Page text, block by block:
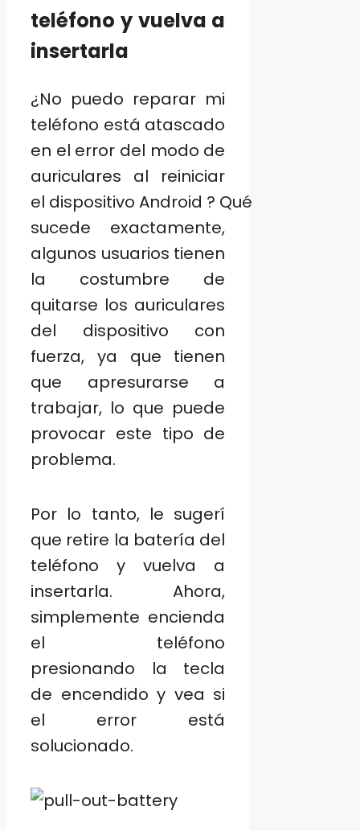
teléfono y vuelva a
insertarla
¿No puedo reparar mi
teléfono está atascado
en el error del modo de
auriculares al reiniciar
el dispositivo Android ? Qué
sucede exactamente,
algunos usuarios tienen
la costumbre de
quitarse los auriculares
del dispositivo con
fuerza, ya que tienen
que apresurarse a
trabajar, lo que puede
provocar este tipo de
problema.
Por lo tanto, le sugerí
que retire la batería del
teléfono y vuelva a
insertarla. Ahora,
simplemente encienda
el teléfono
presionando la tecla
de encendido y vea si
el error está
solucionado.